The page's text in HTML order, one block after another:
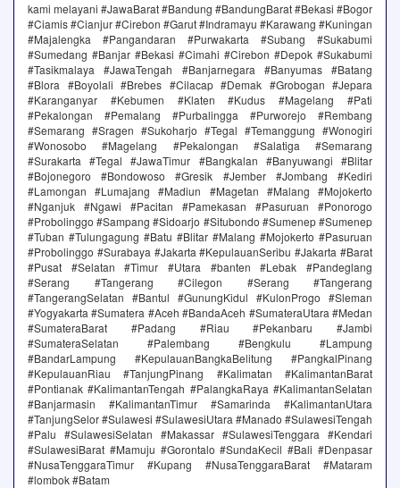
kami melayani #JawaBarat #Bandung #BandungBarat #Bekasi #Bogor
#Ciamis #Cianjur #Cirebon #Garut #Indramayu #Karawang #Kuningan
#Majalengka #Pangandaran #Purwakarta #Subang #Sukabumi
#Sumedang #Banjar #Bekasi #Cimahi #Cirebon #Depok #Sukabumi
#Tasikmalaya #JawaTengah #Banjarnegara #Banyumas #Batang
#Blora #Boyolali #Brebes #Cilacap #Demak #Grobogan #Jepara
#Karanganyar #Kebumen #Klaten #Kudus #Magelang #Pati
#Pekalongan #Pemalang #Purbalingga #Purworejo #Rembang
#Semarang #Sragen #Sukoharjo #Tegal #Temanggung #Wonogiri
#Wonosobo #Magelang #Pekalongan #Salatiga #Semarang
#Surakarta #Tegal #JawaTimur #Bangkalan #Banyuwangi #Blitar
#Bojonegoro #Bondowoso #Gresik #Jember #Jombang #Kediri
#Lamongan #Lumajang #Madiun #Magetan #Malang #Mojokerto
#Nganjuk #Ngawi #Pacitan #Pamekasan #Pasuruan #Ponorogo
#Probolinggo #Sampang #Sidoarjo #Situbondo #Sumenep #Sumenep
#Tuban #Tulungagung #Batu #Blitar #Malang #Mojokerto #Pasuruan
#Probolinggo #Surabaya #Jakarta #KepulauanSeribu #Jakarta #Barat
#Pusat #Selatan #Timur #Utara #banten #Lebak #Pandeglang
#Serang #Tangerang #Cilegon #Serang #Tangerang
#TangerangSelatan #Bantul #GunungKidul #KulonProgo #Sleman
#Yogyakarta #Sumatera #Aceh #BandaAceh #SumateraUtara #Medan
#SumateraBarat #Padang #Riau #Pekanbaru #Jambi
#SumateraSelatan #Palembang #Bengkulu #Lampung
#BandarLampung #KepulauanBangkaBelitung #PangkalPinang
#KepulauanRiau #TanjungPinang #Kalimatan #KalimantanBarat
#Pontianak #KalimantanTengah #PalangkaRaya #KalimantanSelatan
#Banjarmasin #KalimantanTimur #Samarinda #KalimantanUtara
#TanjungSelor #Sulawesi #SulawesiUtara #Manado #SulawesiTengah
#Palu #SulawesiSelatan #Makassar #SulawesiTenggara #Kendari
#SulawesiBarat #Mamuju #Gorontalo #SundaKecil #Bali #Denpasar
#NusaTenggaraTimur #Kupang #NusaTenggaraBarat #Mataram
#lombok #Batam